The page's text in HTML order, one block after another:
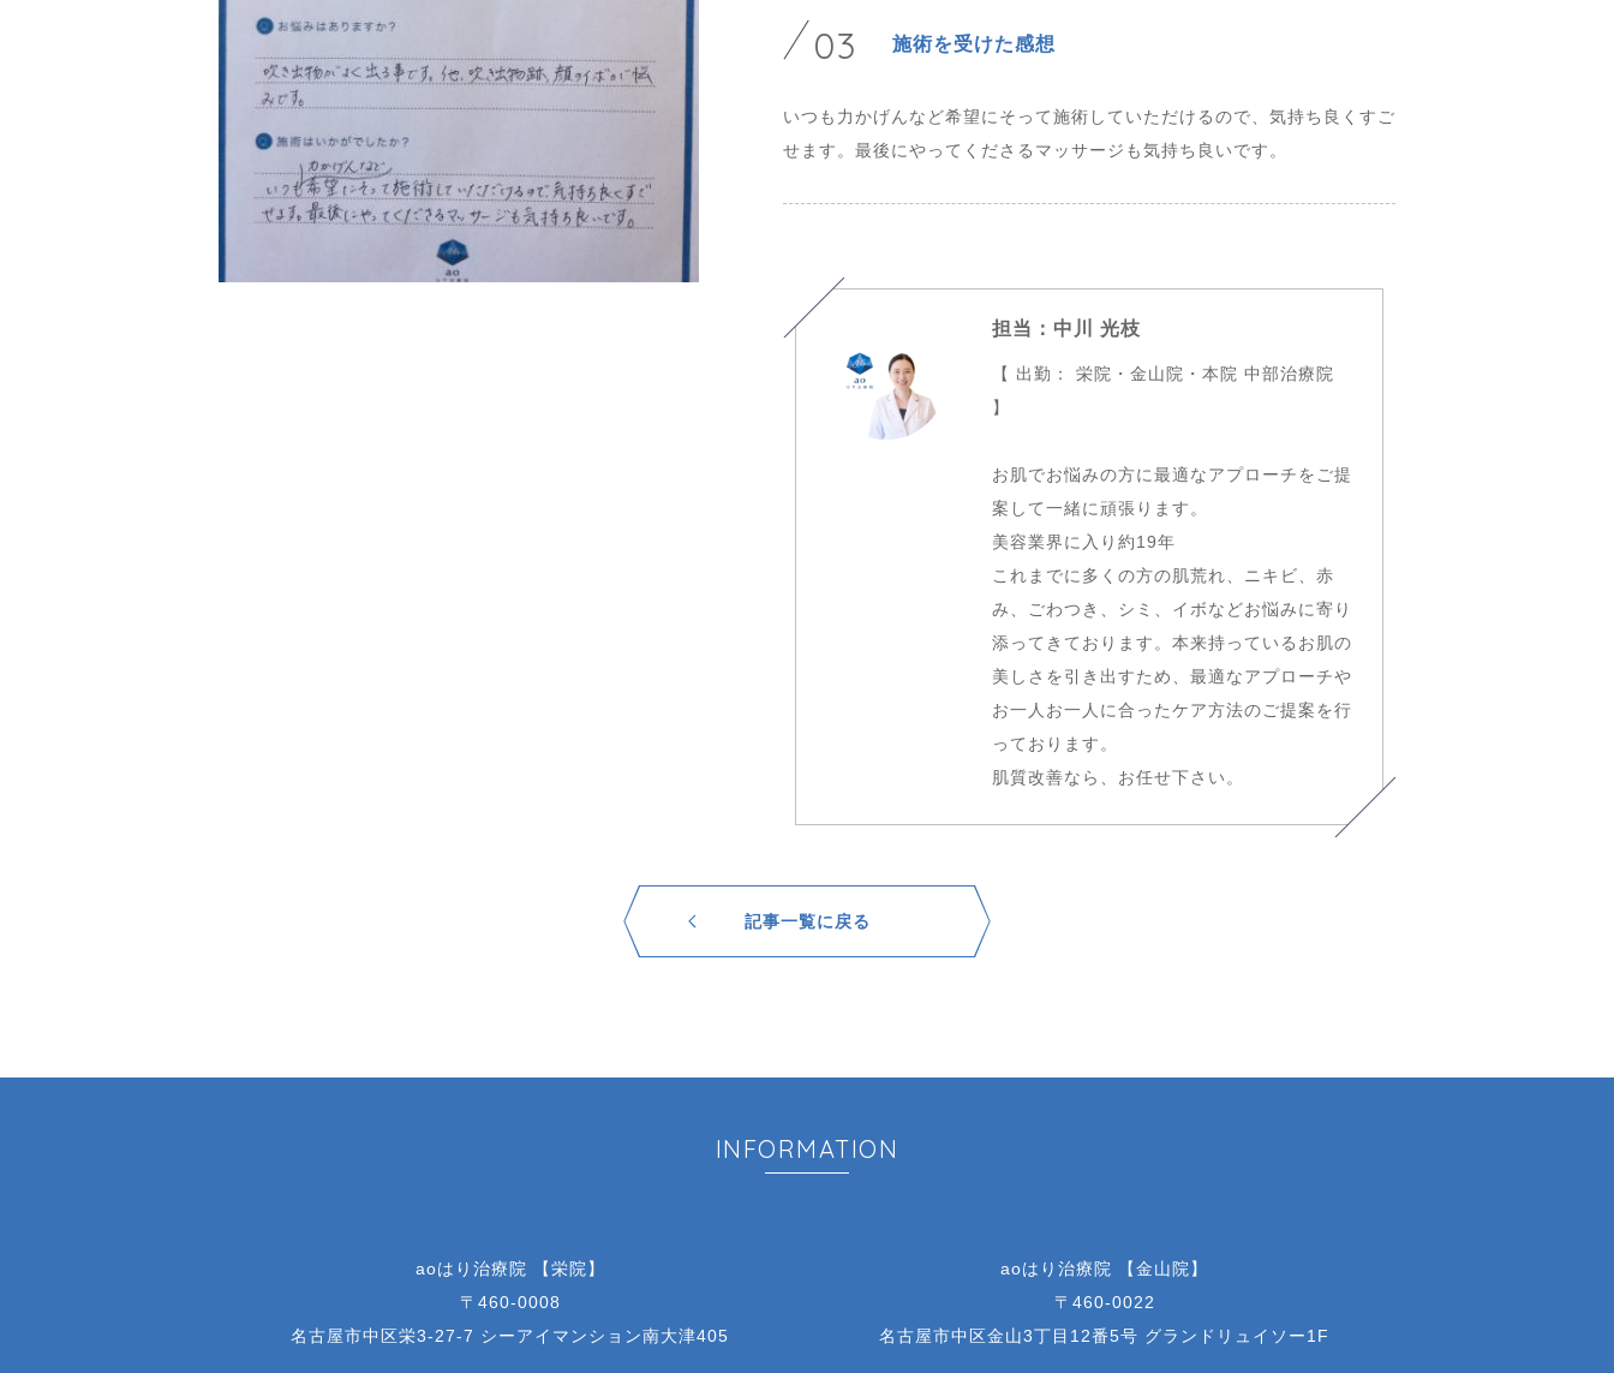
03 施術を受けた感想
いつも力かげんなど希望にそって施術していただけるので、気持ち良くすご
せます。最後にやってくださるマッサージも気持ち良いです。
担当：中川 光枝
【 出勤： 栄院・金山院・本院 中部治療院
】
お肌でお悩みの方に最適なアプローチをご提
案して一緒に頑張ります。
美容業界に入り約19年
これまでに多くの方の肌荒れ、ニキビ、赤
み、ごわつき、シミ、イボなどお悩みに寄り
添ってきております。本来持っているお肌の
美しさを引き出すため、最適なアプローチや
お一人お一人に合ったケア方法のご提案を行
っております。
肌質改善なら、お任せ下さい。
記事一覧に戻る
INFORMATION
aoはり治療院 【栄院】
〒460-0008
名古屋市中区栄3-27-7 シーアイマンション南大津405
aoはり治療院 【金山院】
〒460-0022
名古屋市中区金山3丁目12番5号 グランドリュイソー1F